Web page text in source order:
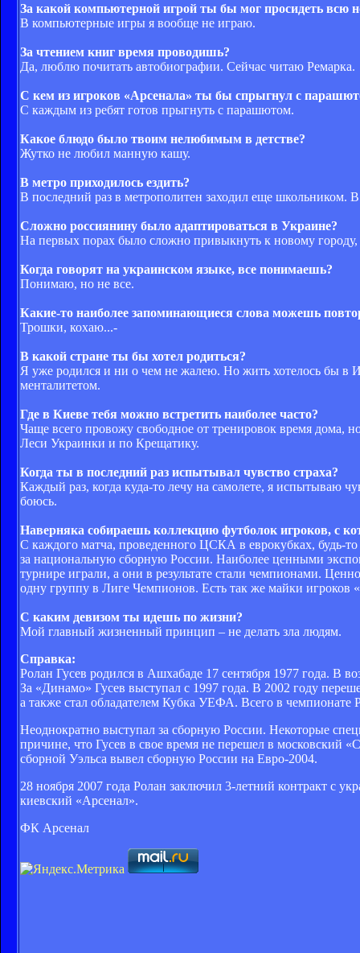
За какой компьютерной игрой ты бы мог просидеть всю
В компьютерные игры я вообще не играю.
За чтением книг время проводишь?
Да, люблю почитать автобиографии. Сейчас читаю Ремарка.
С кем из игроков «Арсенала» ты бы спрыгнул с
С каждым из ребят готов прыгнуть с парашютом.
Какое блюдо было твоим нелюбимым в детстве?
Жутко не любил манную кашу.
В метро приходилось ездить?
В последний раз в метрополитен заходил еще школьником.
Сложно россиянину было адаптироваться в Украине?
На первых порах было сложно привыкнуть к новому городу,
Когда говорят на украинском языке, все понимаешь?
Понимаю, но не все.
Какие-то наиболее запоминающиеся слова можешь
Трошки, кохаю...-
В какой стране ты бы хотел родиться?
Я уже родился и ни о чем не жалею. Но жить хотелось бы в
менталитетом.
Где в Киеве тебя можно встретить наиболее часто?
Чаще всего провожу свободное от тренировок время дома,
Леси Украинки и по Крещатику.
Когда ты в последний раз испытывал чувство страха?
Каждый раз, когда куда-то лечу на самолете, я испытываю
боюсь.
Наверняка собираешь коллекцию футболок игроков, с
С каждого матча, проведенного ЦСКА в еврокубках, будь-
за национальную сборную России. Наиболее ценными
турнире играли, а они в результате стали чемпионами.
одну группу в Лиге Чемпионов. Есть так же майки игроков
С каким девизом ты идешь по жизни?
Мой главный жизненный принцип – не делать зла людям.
Справка:
Ролан Гусев родился в Ашхабаде 17 сентября 1977 года. В
За «Динамо» Гусев выступал с 1997 года. В 2002 году
а также стал обладателем Кубка УЕФА. Всего в чемпионате
Неоднократно выступал за сборную России. Некоторые
причине, что Гусев в свое время не перешел в московский
сборной Уэльса вывел сборную России на Евро-2004.
28 ноября 2007 года Ролан заключил 3-летний контракт с
киевский «Арсенал».
ФК Арсенал